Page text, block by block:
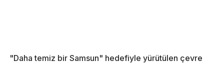
"Daha temiz bir Samsun" hedefiyle yürütülen çevre